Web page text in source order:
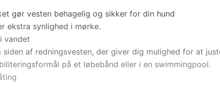
gør vesten behagelig og sikker for din hund
ekstra synlighed i mørke.
vandet
af redningsvesten, der giver dig mulighed for at
på et løbebånd eller i en swimmingpool.